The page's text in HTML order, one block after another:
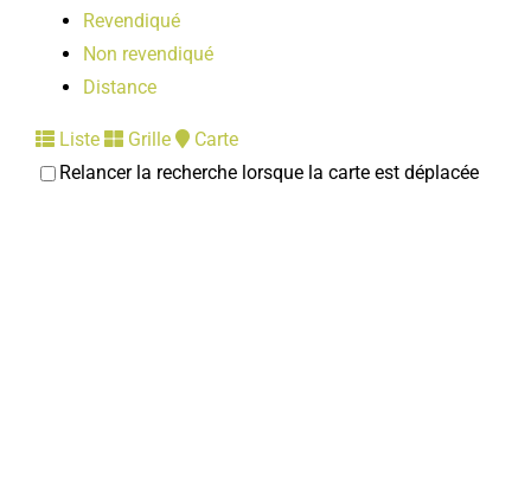
Revendiqué
Non revendiqué
Distance
Liste Grille
Carte
Relancer la recherche lorsque la carte est déplacée